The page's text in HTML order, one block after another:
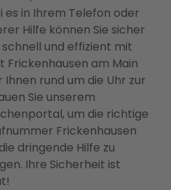
in Ihrem Telefon oder
Hilfe können Sie sicher
schnell und effizient mit
am Main
rund um die Uhr zur
Sie unserem
um die richtige
Frickenhausen
dringende Hilfe zu
Ihre Sicherheit ist